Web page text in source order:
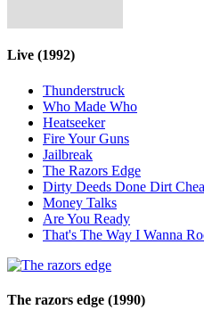
Live (1992)
Thunderstruck
Who Made Who
Heatseeker
Fire Your Guns
Jailbreak
The Razors Edge
Dirty Deeds Done Dirt
Money Talks
Are You Ready
That's The Way I Wanna
The razors edge (1990)